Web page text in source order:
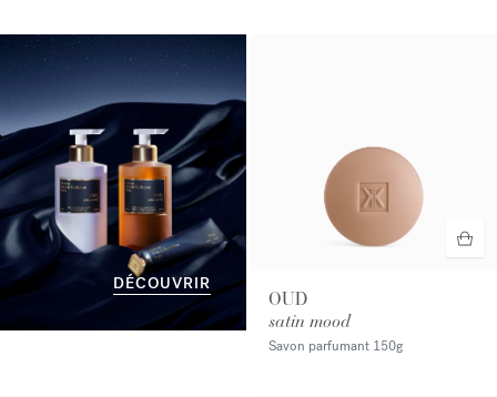
DÉCOUVRIR
OUD
satin mood
Savon parfumant 150g